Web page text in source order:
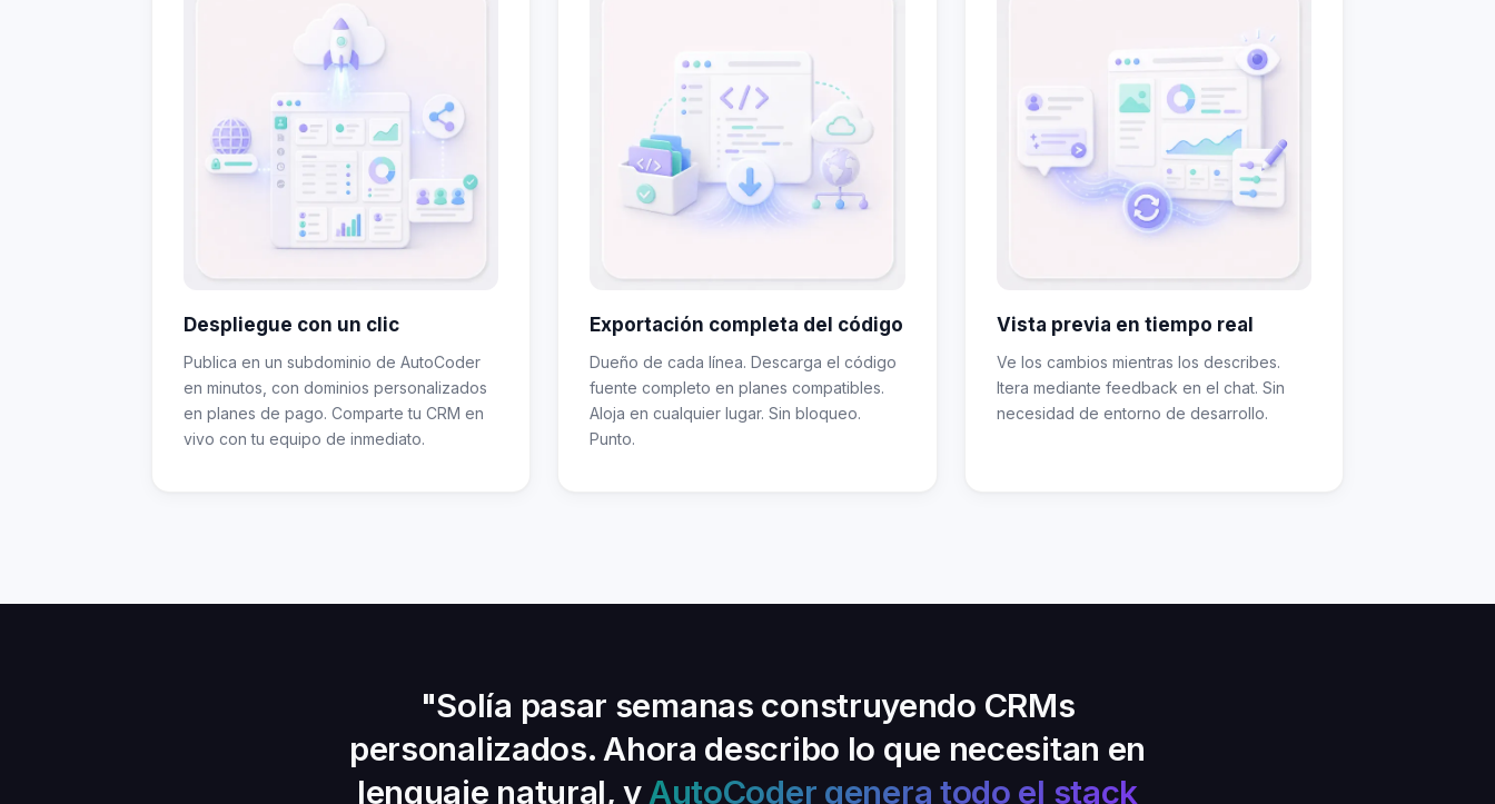
Despliegue con un clic
Publica en un subdominio de AutoCoder
en minutos, con dominios personalizados
en planes de pago. Comparte tu CRM en
vivo con tu equipo de inmediato.
Exportación completa del código
Dueño de cada línea. Descarga el código
fuente completo en planes compatibles.
Aloja en cualquier lugar. Sin bloqueo.
Punto.
Vista previa en tiempo real
Ve los cambios mientras los describes.
Itera mediante feedback en el chat. Sin
necesidad de entorno de desarrollo.
"Solía pasar semanas construyendo CRMs
personalizados. Ahora describo lo que necesitan en
lenguaje natural, yAutoCoder genera todo el stack